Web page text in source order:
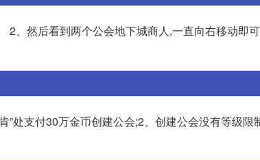
2、然后看到两个公会地下城商人,一直向右移动即
”处支付30万金币创建公会;2、创建公会没有等级